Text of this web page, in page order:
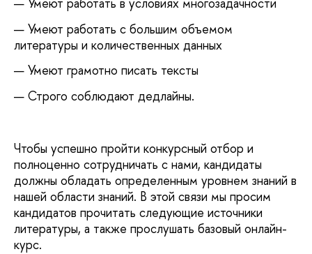
Умеют работать с большим объемом
литературы и количественных данных
Умеют грамотно писать тексты
Строго соблюдают дедлайны.
Чтобы успешно пройти конкурсный отбор и
полноценно сотрудничать с нами, кандидаты
должны обладать определенным уровнем знаний в
нашей области знаний. В этой связи мы просим
кандидатов прочитать следующие источники
литературы, а также прослушать базовый онлайн-
курс.